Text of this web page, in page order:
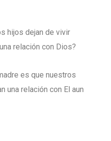
hijos dejan de vivir
relación con Dios?
es que nuestros
una relación con El aun